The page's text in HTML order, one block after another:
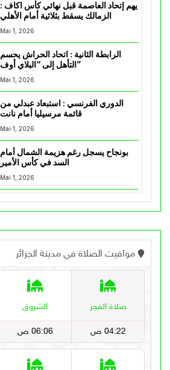
يهم إتحاد العاصمة قبل نهائي كأس اكاف :
Mai 1, 2026
الرابطة الثانية : اتحاد الحراش يحسم
التأهل إلى “البلاي أوف”
Mai 1, 2026
الدوري الفرنسي : استبعاد عبدلي من
قائمة مرسيليا أمام نانت
Mai 1, 2026
بونجاح يسجل رغم هزيمة الشمال أمام
السد في كأس الأمير
Mai 1, 2026